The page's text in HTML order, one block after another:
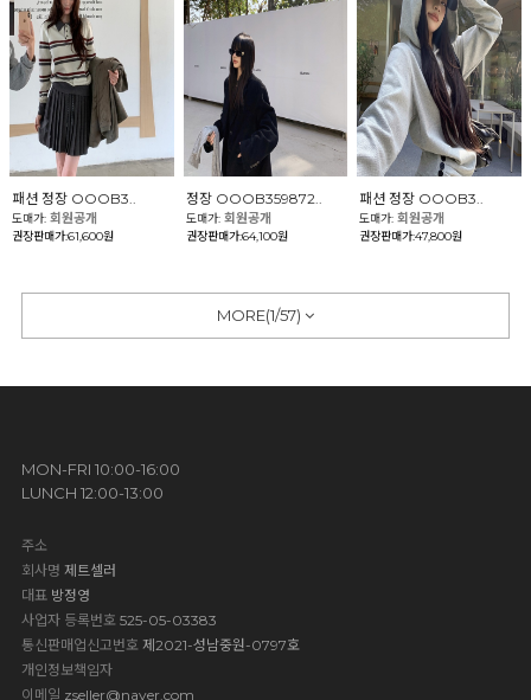
패션 정장 OOOB3..
도매가: 회원공개
권장판매가:61,600원
정장 OOOB359872..
도매가: 회원공개
권장판매가:64,100원
패션 정장 OOOB3..
도매가:회원공개
권장판매가:47,800원
MORE(1/57)
MON-FRI 10:00-16:00
LUNCH 12:00-13:00
주소
회사명 제트셀러
대표방정영
사업자 등록번호 525-05-03383
통신판매업신고번호 제2021-성남중원-0797호
개인정보책임자
이메일 zseller@naver.com